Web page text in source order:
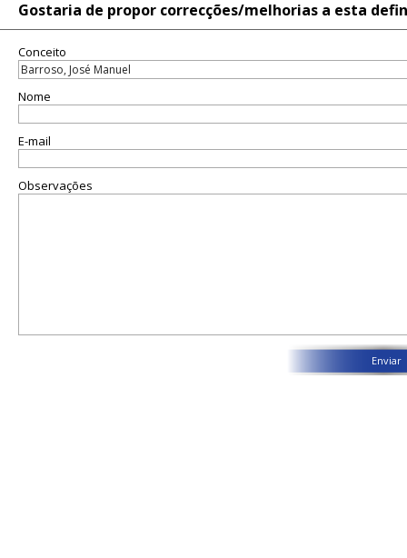
Gostaria de propor correcções/melhorias a esta
Conceito
Nome
E-mail
Observações
Enviar